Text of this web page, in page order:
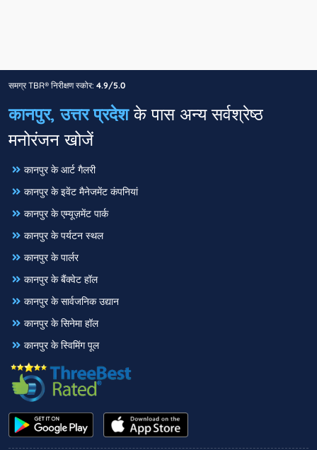
समग्र TBR® निरीक्षण स्कोर: 4.9/5.0
कानपुर, उत्तर प्रदेशके पास अन्य सर्वश्रेष्ठ
मनोरंजन खोजें
कानपुर के आर्ट गैलरी
कानपुर के इवेंट मैनेजमेंट कंपनियां
कानपुर के एम्यूज़मेंट पार्क
कानपुर के पर्यटन स्थल
कानपुर के पार्लर
कानपुर के बैंक्वेट हॉल
कानपुर के सार्वजनिक उद्यान
कानपुर के सिनेमा हॉल
कानपुर के स्विमिंग पूल